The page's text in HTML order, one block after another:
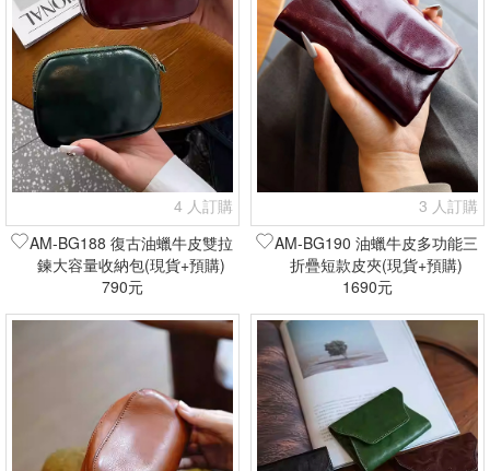
4 人訂購
AM-BG188 復古油蠟牛皮雙拉
鍊大容量收納包(現貨+預購)
790元
3 人訂購
AM-BG190 油蠟牛皮多功能三
折疊短款皮夾(現貨+預購)
1690元